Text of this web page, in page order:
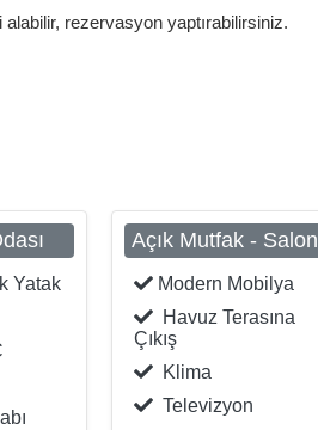
rezervasyon yaptırabilirsiniz.
Yatak
Açık Mutfak - Salon
Modern Mobilya
Havuz Terasına
Çıkış
Klima
Televizyon